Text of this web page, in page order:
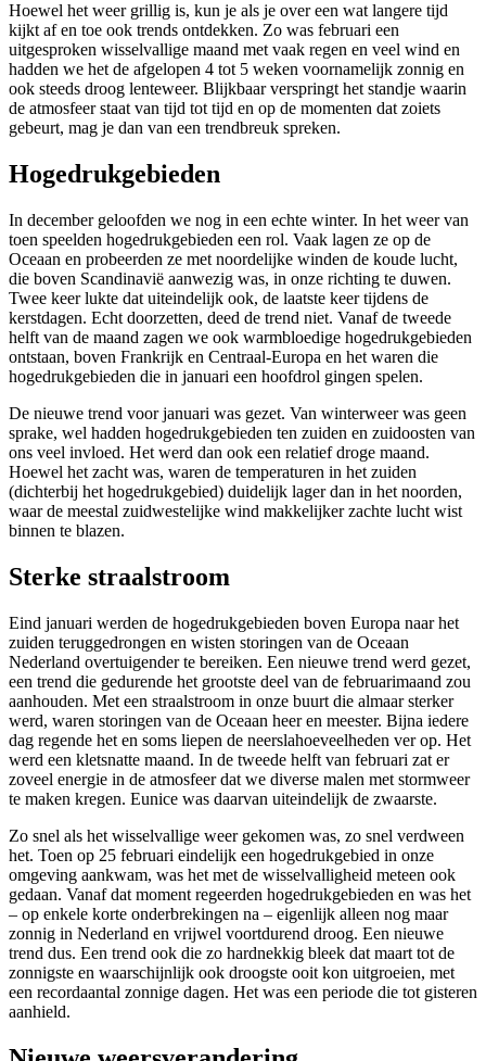
Hoewel het weer grillig is, kun je als je over een wat langere tijd
kijkt af en toe ook trends ontdekken. Zo was februari een
uitgesproken wisselvallige maand met vaak regen en veel wind en
hadden we het de afgelopen 4 tot 5 weken voornamelijk zonnig en
ook steeds droog lenteweer. Blijkbaar verspringt het standje waarin
de atmosfeer staat van tijd tot tijd en op de momenten dat zoiets
gebeurt, mag je dan van een trendbreuk spreken.
Hogedrukgebieden
In december geloofden we nog in een echte winter. In het weer van
toen speelden hogedrukgebieden een rol. Vaak lagen ze op de
Oceaan en probeerden ze met noordelijke winden de koude lucht,
die boven Scandinavië aanwezig was, in onze richting te duwen.
Twee keer lukte dat uiteindelijk ook, de laatste keer tijdens de
kerstdagen. Echt doorzetten, deed de trend niet. Vanaf de tweede
helft van de maand zagen we ook warmbloedige hogedrukgebieden
ontstaan, boven Frankrijk en Centraal-Europa en het waren die
hogedrukgebieden die in januari een hoofdrol gingen spelen.
De nieuwe trend voor januari was gezet. Van winterweer was geen
sprake, wel hadden hogedrukgebieden ten zuiden en zuidoosten van
ons veel invloed. Het werd dan ook een relatief droge maand.
Hoewel het zacht was, waren de temperaturen in het zuiden
(dichterbij het hogedrukgebied) duidelijk lager dan in het noorden,
waar de meestal zuidwestelijke wind makkelijker zachte lucht wist
binnen te blazen.
Sterke straalstroom
Eind januari werden de hogedrukgebieden boven Europa naar het
zuiden teruggedrongen en wisten storingen van de Oceaan
Nederland overtuigender te bereiken. Een nieuwe trend werd gezet,
een trend die gedurende het grootste deel van de februarimaand zou
aanhouden. Met een straalstroom in onze buurt die almaar sterker
werd, waren storingen van de Oceaan heer en meester. Bijna iedere
dag regende het en soms liepen de neerslahoeveelheden ver op. Het
werd een kletsnatte maand. In de tweede helft van februari zat er
zoveel energie in de atmosfeer dat we diverse malen met stormweer
te maken kregen. Eunice was daarvan uiteindelijk de zwaarste.
Zo snel als het wisselvallige weer gekomen was, zo snel verdween
het. Toen op 25 februari eindelijk een hogedrukgebied in onze
omgeving aankwam, was het met de wisselvalligheid meteen ook
gedaan. Vanaf dat moment regeerden hogedrukgebieden en was het
– op enkele korte onderbrekingen na – eigenlijk alleen nog maar
zonnig in Nederland en vrijwel voortdurend droog. Een nieuwe
trend dus. Een trend ook die zo hardnekkig bleek dat maart tot de
zonnigste en waarschijnlijk ook droogste ooit kon uitgroeien, met
een recordaantal zonnige dagen. Het was een periode die tot gisteren
aanhield.